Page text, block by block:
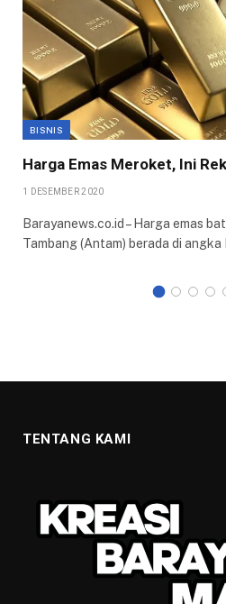
BISNIS
Harga Emas Meroket, Ini
1 DESEMBER 2020
Barayanews.co.id – Harga emas
Tambang (Antam) berada di
TENTANG KAMI